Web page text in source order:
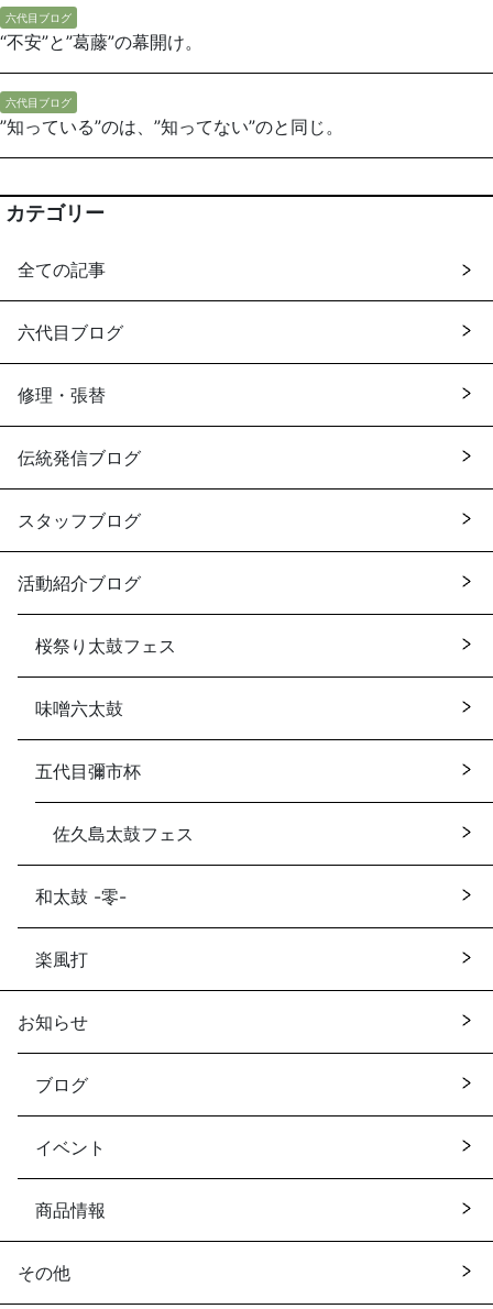
六代目ブログ
“不安”と”葛藤”の幕開け。
六代目ブログ
”知っている”のは、”知ってない”のと同じ。
カテゴリー
全ての記事
六代目ブログ
修理・張替
伝統発信ブログ
スタッフブログ
活動紹介ブログ
桜祭り太鼓フェス
味噌六太鼓
五代目彌市杯
佐久島太鼓フェス
和太鼓 -零-
楽風打
お知らせ
ブログ
イベント
商品情報
その他